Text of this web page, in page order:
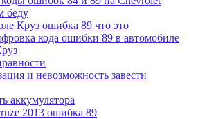
беду
Круз ошибка 89 что это
кода ошибки 89 в автомобиле
и невозможность завести
аккумулятора
2013 ошибка 89